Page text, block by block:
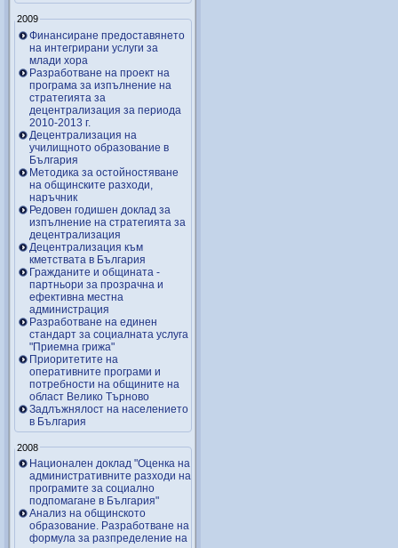
2009
Финансиране предоставянето
на интегрирани услуги за
млади хора
Разработване на проект на
програма за изпълнение на
стратегията за
децентрализация за периода
2010-2013 г.
Децентрализация на
училищното образование в
България
Методика за остойностяване
на общинските разходи,
наръчник
Редовен годишен доклад за
изпълнение на стратегията за
децентрализация
Децентрализация към
кметствата в България
Гражданите и общината -
партньори за прозрачна и
ефективна местна
администрация
Разработване на единен
стандарт за социалната услуга
"Приемна грижа"
Приоритетите на
оперативните програми и
потребности на общините на
област Велико Търново
Задлъжнялост на населението
в България
2008
Национален доклад "Оценка на
административните разходи на
програмите за социално
подпомагане в България"
Анализ на общинското
образование. Разработване на
формула за разпределение на